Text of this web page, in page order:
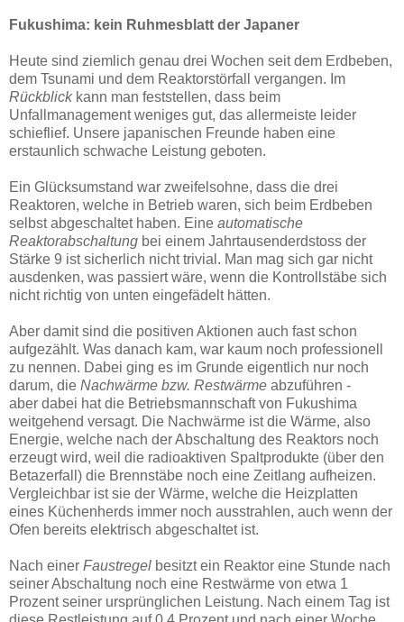
Fukushima: kein Ruhmesblatt der Japaner
Heute sind ziemlich genau drei Wochen seit dem Erdbeben,
dem Tsunami und dem Reaktorstörfall vergangen. Im
Rückblickkann man feststellen, dass beim
Unfallmanagement weniges gut, das allermeiste leider
schieflief. Unsere japanischen Freunde haben eine
erstaunlich schwache Leistung geboten.
Ein Glücksumstand war zweifelsohne, dass die drei
Reaktoren, welche in Betrieb waren, sich beim Erdbeben
selbst abgeschaltet haben. Eine automatische
Reaktorabschaltung bei einem Jahrtausenderdstoss der
Stärke 9 ist sicherlich nicht trivial. Man mag sich gar nicht
ausdenken, was passiert wäre, wenn die Kontrollstäbe sich
nicht richtig von unten eingefädelt hätten.
Aber damit sind die positiven Aktionen auch fast schon
aufgezählt. Was danach kam, war kaum noch professionell
zu nennen. Dabei ging es im Grunde eigentlich nur noch
darum, die Nachwärme bzw. Restwärme abzuführen -
aber dabei hat die Betriebsmannschaft von Fukushima
weitgehend versagt. Die Nachwärme ist die Wärme, also
Energie, welche nach der Abschaltung des Reaktors noch
erzeugt wird, weil die radioaktiven Spaltprodukte (über den
Betazerfall) die Brennstäbe noch eine Zeitlang aufheizen.
Vergleichbar ist sie der Wärme, welche die Heizplatten
eines Küchenherds immer noch ausstrahlen, auch wenn der
Ofen bereits elektrisch abgeschaltet ist.
Nach einer Faustregel besitzt ein Reaktor eine Stunde nach
seiner Abschaltung noch eine Restwärme von etwa 1
Prozent seiner ursprünglichen Leistung. Nach einem Tag ist